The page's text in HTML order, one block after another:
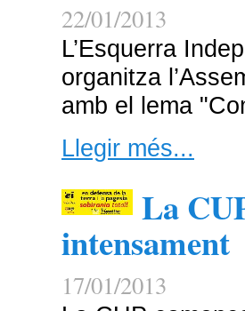
22/01/2013
L’Esquerra
organitza
amb el lema
Llegir més...
La
intensament
17/01/2013